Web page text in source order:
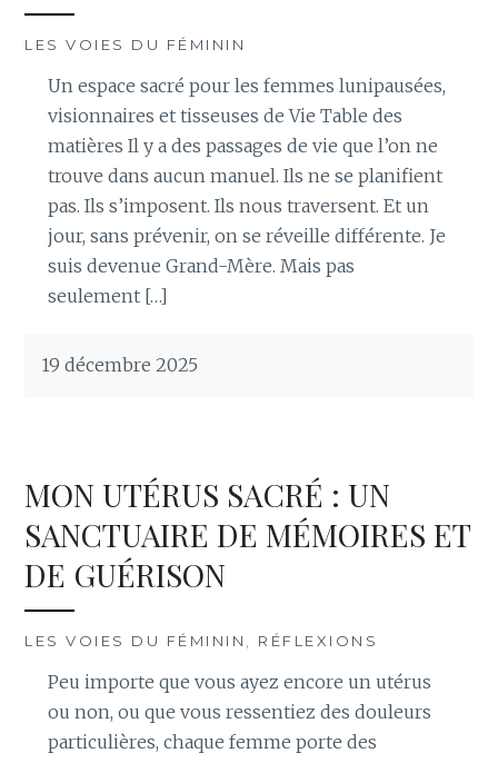
LES VOIES DU FÉMININ
Un espace sacré pour les femmes lunipausées,
visionnaires et tisseuses de Vie Table des
matières Il y a des passages de vie que l’on ne
trouve dans aucun manuel. Ils ne se planifient
pas. Ils s’imposent. Ils nous traversent. Et un
jour, sans prévenir, on se réveille différente. Je
suis devenue Grand-Mère. Mais pas
seulement […]
19 décembre 2025
MON UTÉRUS SACRÉ : UN
SANCTUAIRE DE MÉMOIRES ET
DE GUÉRISON
LES VOIES DU FÉMININ RÉFLEXIONS
Peu importe que vous ayez encore un utérus
ou non, ou que vous ressentiez des douleurs
particulières, chaque femme porte des